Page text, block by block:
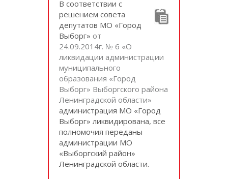
В соответствии с
решением совета
депутатов МО «Город
Выборг» от
24.09.2014г. № 6 «О
ликвидации администрации
муниципального
образования «Город
Выборг» Выборгского района
Ленинградской области»
администрация МО «Город
Выборг» ликвидирована, все
полномочия переданы
администрации МО
«Выборгский район»
Ленинградской области.